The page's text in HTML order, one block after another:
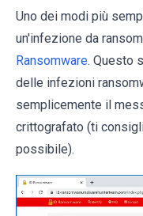
Uno dei modi più
un'infezione da
Ransomware. Questo
delle infezioni
semplicemente il
crittografato (ti
possibile).